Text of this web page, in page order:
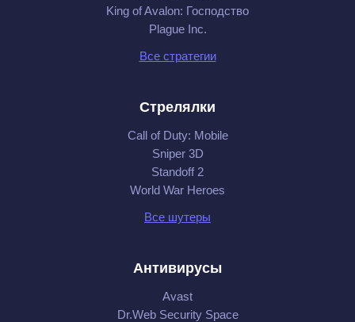
King of Avalon: Господство
Plague Inc.
Все стратегии
Стрелялки
Call of Duty: Mobile
Sniper 3D
Standoff 2
World War Heroes
Все шутеры
Антивирусы
Avast
Dr.Web Security Space